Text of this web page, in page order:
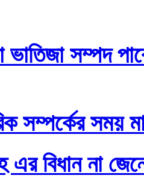
ভাতিজা সম্পদ
সম্পর্কের
এর বিধান না